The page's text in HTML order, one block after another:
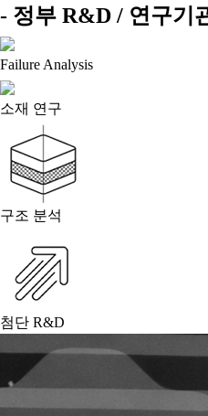
- 정부 R&D / 연구기
Failure Analysis
소재 연구
구조 분석
첨단 R&D